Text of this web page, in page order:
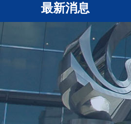
最新消息